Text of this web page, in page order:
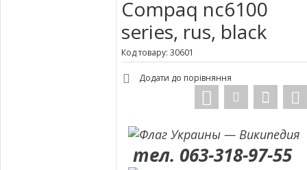
Compaq nc6100
series, rus, black
Код товару: 30601
Додати до порівняння
тел. 063-318-97-55